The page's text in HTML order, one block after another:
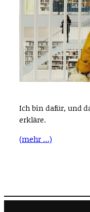
Ich bin dafür, und
erkläre.
(mehr …)